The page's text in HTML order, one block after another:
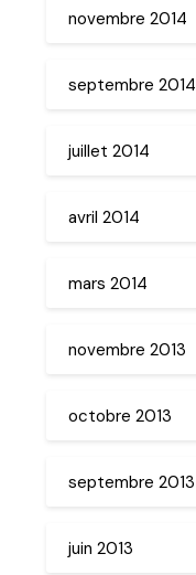
novembre 2014
septembre 2014
juillet 2014
avril 2014
mars 2014
novembre 2013
octobre 2013
septembre 2013
juin 2013